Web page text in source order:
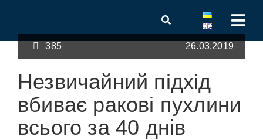
385 26.03.2019
Незвичайний підхід
вбиває ракові пухлини
всього за 40 днів